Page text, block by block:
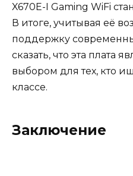
X670E-I Gaming WiFi
В итоге, учитывая её
поддержку
сказать, что эта плата
выбором для тех, кто
классе.
Заключение